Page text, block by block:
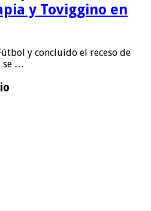
y Toviggino en
y concluido el receso de
se …